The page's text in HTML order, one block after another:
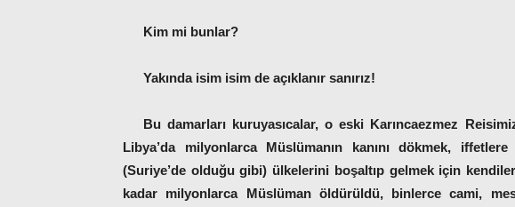
Kim mi bunlar?
Yakında isim isim de açıklanır sanırız!
Bu damarları kuruyasıcalar, o eski Karıncaezmez
Libya’da milyonlarca Müslümanın kanını dökmek,
(Suriye’de olduğu gibi) ülkelerini boşaltıp gelmek için
kadar milyonlarca Müslüman öldürüldü, binlerce cami,